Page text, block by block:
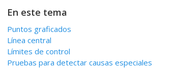
En este tema
Puntos graficados
Línea central
Límites de control
Pruebas para detectar causas especiales